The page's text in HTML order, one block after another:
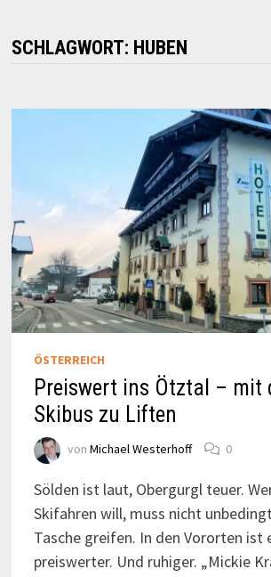
SCHLAGWORT: HUBEN
ÖSTERREICH
Preiswert ins Ötztal – mit
Skibus zu Liften
von Michael Westerhoff 0
Sölden ist laut, Obergurgl teuer.
Skifahren will, muss nicht
Tasche greifen. In den Vororten ist
preiswerter. Und ruhiger. „Mickie